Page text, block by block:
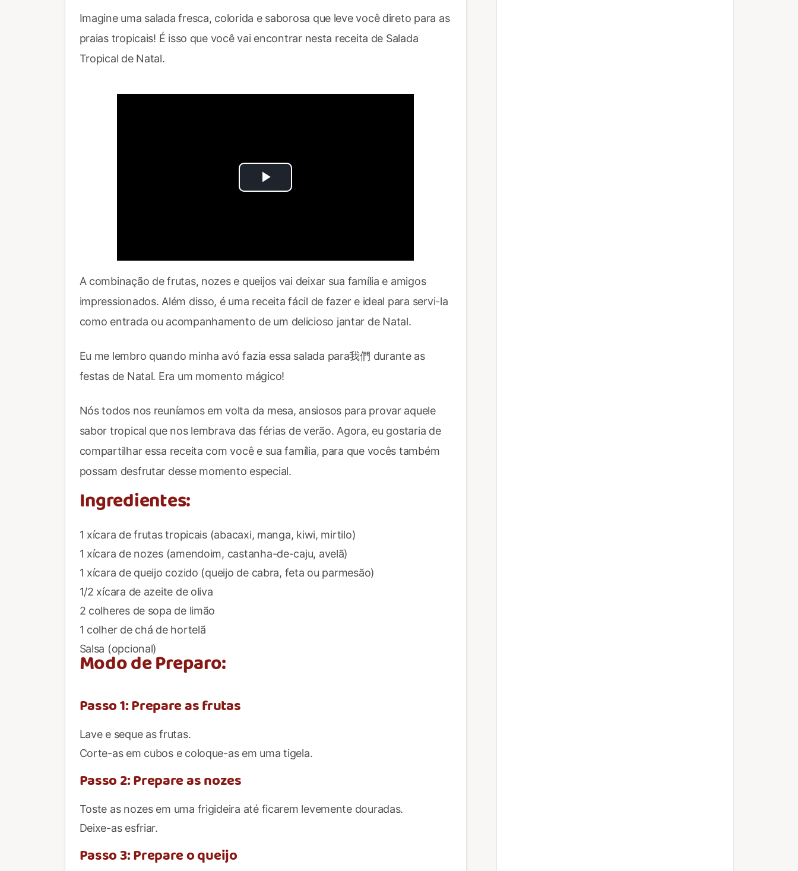
Imagine uma salada fresca, colorida e saborosa que leve você direto para as
praias tropicais! É isso que você vai encontrar nesta receita de Salada
Tropical de Natal.
Play
A combinação de frutas, nozes e queijos vai deixar sua família e amigos
impressionados. Além disso, é uma receita fácil de fazer e ideal para servi-la
como entrada ou acompanhamento de um delicioso jantar de Natal.
Eu me lembro quando minha avó fazia essa salada para我們 durante as
festas de Natal. Era um momento mágico!
Nós todos nos reuníamos em volta da mesa, ansiosos para provar aquele
sabor tropical que nos lembrava das férias de verão. Agora, eu gostaria de
compartilhar essa receita com você e sua família, para que vocês também
possam desfrutar desse momento especial.
Ingredientes:
1 xícara de frutas tropicais (abacaxi, manga, kiwi, mirtilo)
1 xícara de nozes (amendoim, castanha-de-caju, avelã)
1 xícara de queijo cozido (queijo de cabra, feta ou parmesão)
1/2 xícara de azeite de oliva
2 colheres de sopa de limão
1 colher de chá de hortelã
Salsa (opcional)
Modo de Preparo:
Passo 1: Prepare as frutas
Lave e seque as frutas.
Corte-as em cubos e coloque-as em uma tigela.
Passo 2: Prepare as nozes
Toste as nozes em uma frigideira até ficarem levemente douradas.
Deixe-as esfriar.
Passo 3: Prepare o queijo